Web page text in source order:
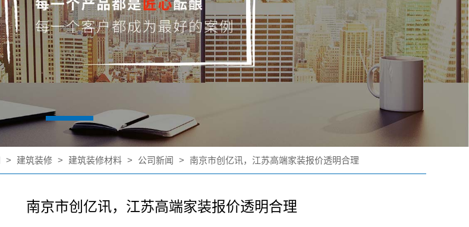
> 建筑装修 > 建筑装修材料 > 公司新闻 > 南京市创亿讯，江苏高端家装报价透明合理
南京市创亿讯，江苏高端家装报价透明合理